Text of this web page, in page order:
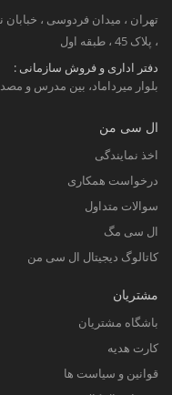
تهران ، میدان فردوسی ،
، پلاک 45 ، طبقه اول
دفتر اداری و فروش سازمانی :
بلوار میرداماد، بین مدرس و مصدق جنوبی
ال سی من
اخذ نمایندگی
درخواست همکاری
سوالات متداول
ال سی مگ
کاتالوگ دیجیتال ال سی من
مشتریان
باشگاه مشتریان
کارت هدیه
قوانین و سیاست ها